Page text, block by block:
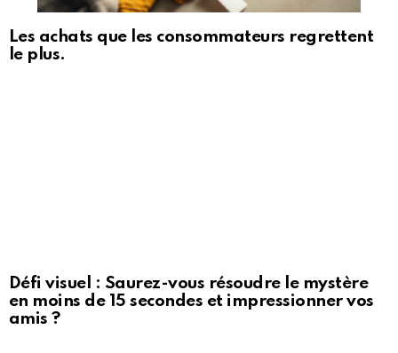
Les achats que les consommateurs regrettent
le plus.
Défi visuel : Saurez-vous résoudre le mystère
en moins de 15 secondes et impressionner vos
amis ?